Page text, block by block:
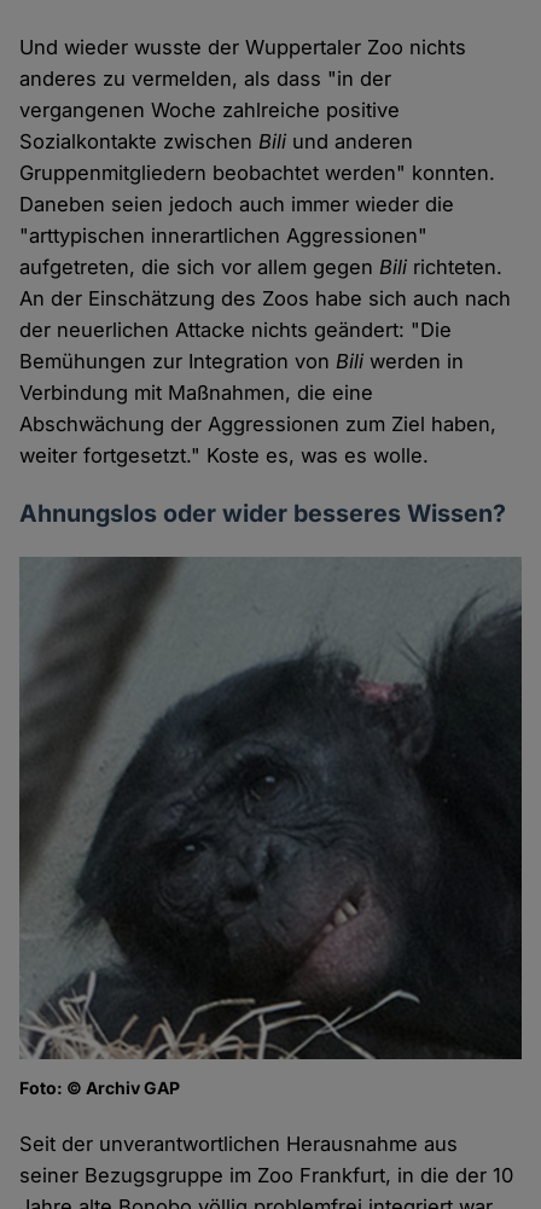
Und wieder wusste der Wuppertaler Zoo nichts
anderes zu vermelden, als dass "in der
vergangenen Woche zahlreiche positive
Sozialkontakte zwischen Bili und anderen
Gruppenmitgliedern beobachtet werden" konnten.
Daneben seien jedoch auch immer wieder die
"arttypischen innerartlichen Aggressionen"
aufgetreten, die sich vor allem gegen Bili richteten.
An der Einschätzung des Zoos habe sich auch nach
der neuerlichen Attacke nichts geändert: "Die
Bemühungen zur Integration von Bili werden in
Verbindung mit Maßnahmen, die eine
Abschwächung der Aggressionen zum Ziel haben,
weiter fortgesetzt." Koste es, was es wolle.
Ahnungslos oder wider besseres Wissen?
Foto: © Archiv GAP
Seit der unverantwortlichen Herausnahme aus
seiner Bezugsgruppe im Zoo Frankfurt, in die der 10